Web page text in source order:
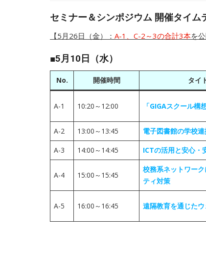
セミナー＆シンポジウム 開催タイム
【5月26日（金）： A-1、C-2～3の合計3本を公
■5月10日（水）
No. 開催時間 タイ
A-1 10:20～12:00 「GIGAスクール
A-2 13:00～13:45 電子図書館の学校
A-3 14:00～14:45 ICTの活用と安心・
A-4 15:00～15:45
校務系ネットワー
ティ対策
A-5 16:00～16:45 遠隔教育を通じた